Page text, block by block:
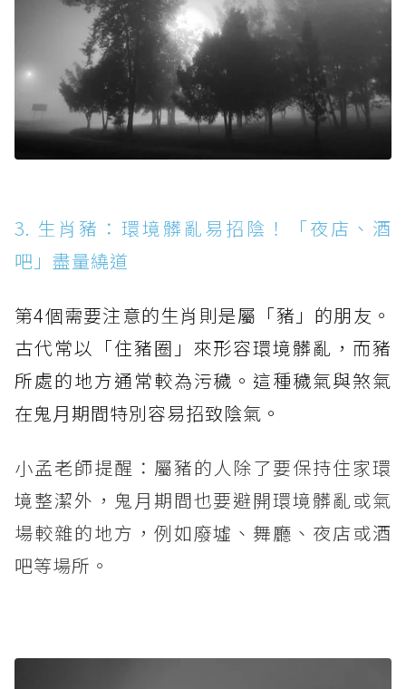
3. 生肖豬：環境髒亂易招陰！「夜店、酒
吧」盡量繞道
第4個需要注意的生肖則是屬「豬」的朋友。
古代常以「住豬圈」來形容環境髒亂，而豬
所處的地方通常較為污穢。這種穢氣與煞氣
在鬼月期間特別容易招致陰氣。
小孟老師提醒：屬豬的人除了要保持住家環
境整潔外，鬼月期間也要避開環境髒亂或氣
場較雜的地方，例如廢墟、舞廳、夜店或酒
吧等場所。